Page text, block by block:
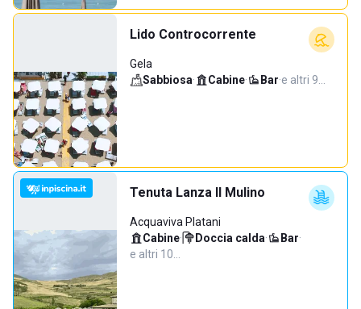
Lido Controcorrente
Gela
Sabbiosa· Cabine· Bar·e altri 9…
Tenuta Lanza Il Mulino
Acquaviva Platani
Cabine· Doccia calda· Bar·
e altri 10…